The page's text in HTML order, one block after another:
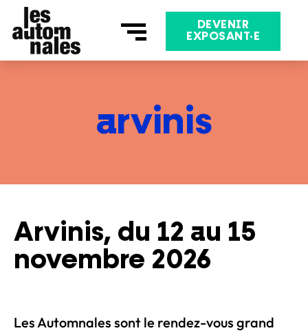
contenu
DEVENIR
EXPOSANT·E
arvinis
Arvinis, du 12 au 15
novembre 2026
Les Automnales sont le rendez-vous grand